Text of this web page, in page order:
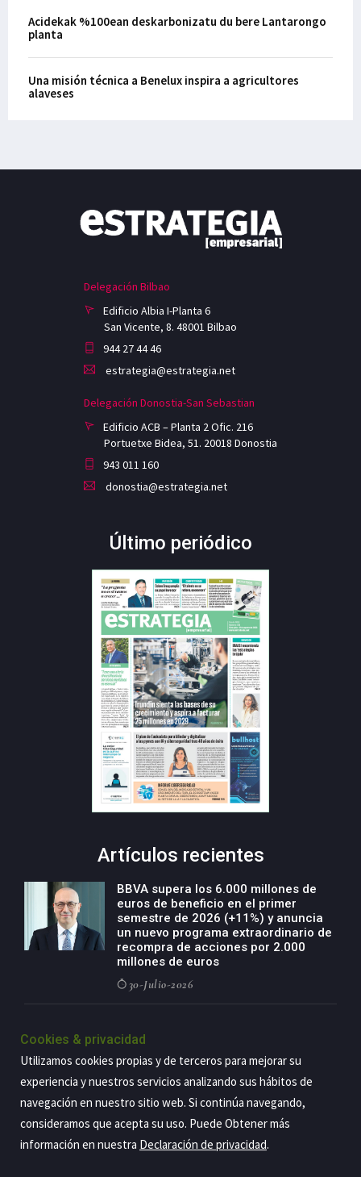
Acidekak %100ean deskarbonizatu du bere Lantarongo
planta
Una misión técnica a Benelux inspira a agricultores
alaveses
Delegación Bilbao
Edificio Albia I-Planta 6
San Vicente, 8. 48001 Bilbao
944 27 44 46
estrategia@estrategia.net
Delegación Donostia-San Sebastian
Edificio ACB – Planta 2 Ofic. 216
Portuetxe Bidea, 51. 20018 Donostia
943 011 160
donostia@estrategia.net
Último periódico
Artículos recientes
BBVA supera los 6.000 millones de
euros de beneficio en el primer
semestre de 2026 (+11%) y anuncia
un nuevo programa extraordinario de
recompra de acciones por 2.000
millones de euros
30-Julio-2026
negocio agro con un modelo global
de especialización presente en siete
países
29-Julio-2026
Cookies & privacidad
Utilizamos cookies propias y de terceros para mejorar su
experiencia y nuestros servicios analizando sus hábitos de
navegación en nuestro sitio web. Si continúa navegando,
consideramos que acepta su uso. Puede Obtener más
información en nuestra Declaración de privacidad.